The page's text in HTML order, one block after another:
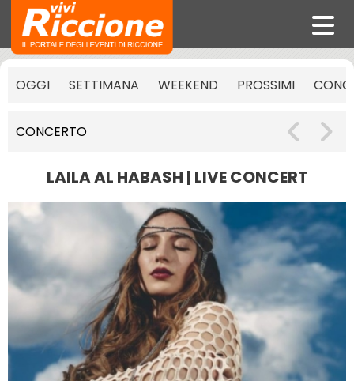
OGGI SETTIMANA WEEKEND PROSSIMI
CONCERTO
LAILA AL HABASH | LIVE CONCERT